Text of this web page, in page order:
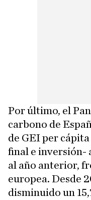
Por último, el
carbono de
de GEI per
final e inversión-
al año anterior,
europea. Desde
disminuido un